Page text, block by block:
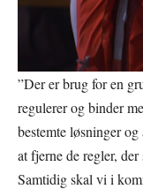
”Der er brug for en
regulerer og binder
bestemte løsninger
at fjerne de regler,
Samtidig skal vi i